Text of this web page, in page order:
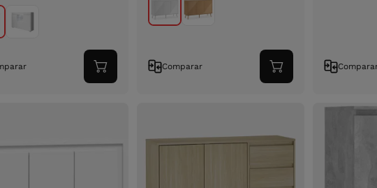
Adicionar
ao
Comparar
Adicionar
ao